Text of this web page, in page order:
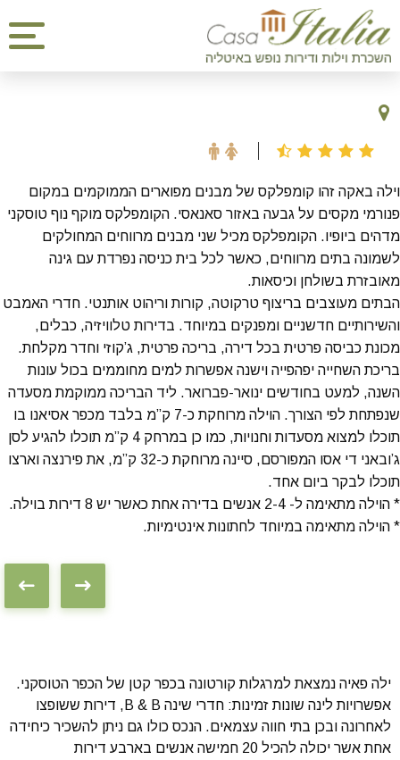
וילה באקה זהו קומפלקס של מבנים מפוארים הממוקמים במקום
פנורמי מקסים על גבעה באזור סאנאסי. הקומפלקס מוקף נוף טוסקני
מדהים ביופיו. הקומפלקס מכיל שני מבנים מרווחים המחולקים
לשמונה בתים מרווחים, כאשר לכל בית כניסה נפרדת עם גינה
מאובזרת בשולחן וכיסאות.
הבתים מעוצבים בריצוף טרקוטה, קורות וריהוט אותנטי. חדרי האמבט
והשירותיים חדשניים ומפנקים במיוחד. בדירות טלוויזיה, כבלים,
מכונת כביסה פרטית בכל דירה, בריכה פרטית, ג’קוזי וחדר מקלחת.
בריכת השחייה יפהפייה וישנה אפשרות למים מחוממים בכול עונות
השנה, למעט בחודשים ינואר-פברואר. ליד הבריכה ממוקמת מסעדה
שנפתחת לפי הצורך. הוילה מרוחקת כ-7 ק”מ בלבד מכפר אסיאנו בו
תוכלו למצוא מסעדות וחנויות, כמו כן במרחק 4 ק”מ תוכלו להגיע לסן
ג’ובאני די אסו המפורסם, סיינה מרוחקת כ-32 ק”מ, את פירנצה וארצו
תוכלו לבקר ביום אחד.
* הוילה מתאימה ל- 2-4 אנשים בדירה אחת כאשר יש 8 דירות בוילה.
* הוילה מתאימה במיוחד לחתונות אינטימיות.
ילה פאיה נמצאת למרגלות קורטונה בכפר קטן של הכפר הטוסקני.
אפשרויות לינה שונות זמינות: חדרי שינה B & B, דירות ששופצו
לאחרונה ובכן בתי חווה עצמאים. הנכס כולו גם ניתן להשכיר כיחידה
אחת אשר יכולה להכיל 20 חמישה אנשים בארבע דירות